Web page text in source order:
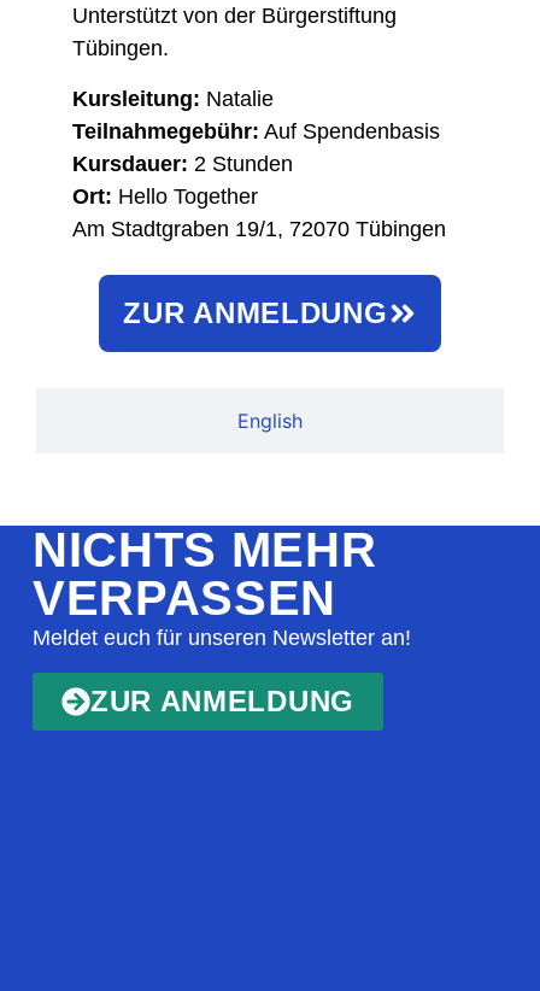
English
Unterstützt von der Bürgerstiftung
Tübingen.
Kursleitung: Natalie
Teilnahmegebühr: Auf Spendenbasis
Kursdauer: 2 Stunden
Ort: Hello Together
Am Stadtgraben 19/1, 72070 Tübingen
ZUR ANMELDUNG
NICHTS MEHR
VERPASSEN
Meldet euch für unseren Newsletter an!
ZUR ANMELDUNG